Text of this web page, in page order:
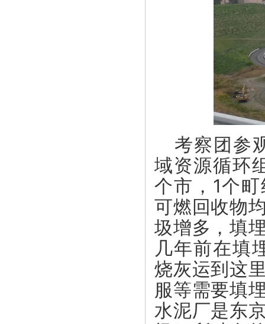
考察团参
域资源循环
个市，1个
可燃回收物
圾增多，填
几年前在填
烧灰运到这
服等需要填
水泥厂是东